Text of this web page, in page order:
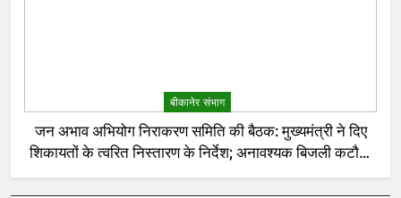
बीकानेर संभाग
जन अभाव अभियोग निराकरण समिति की बैठक: मुख्यमंत्री ने दिए
शिकायतों के त्वरित निस्तारण के निर्देश; अनावश्यक बिजली कटौती
पर सख्त रुख